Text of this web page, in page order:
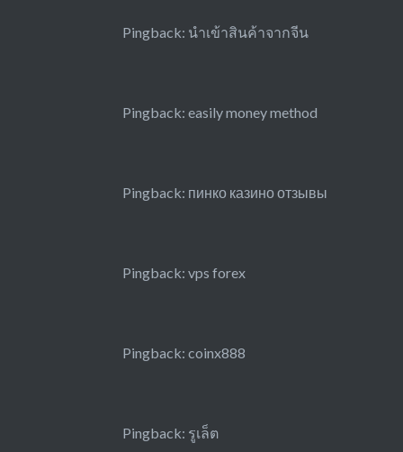
Pingback: นำเข้าสินค้าจากจีน
Pingback: easily money method
Pingback: пинко казино отзывы
Pingback: vps forex
Pingback: coinx888
Pingback: รูเล็ต